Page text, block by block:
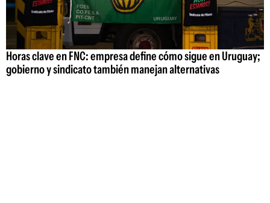
Horas clave en FNC: empresa define cómo sigue en Uruguay;
gobierno y sindicato también manejan alternativas